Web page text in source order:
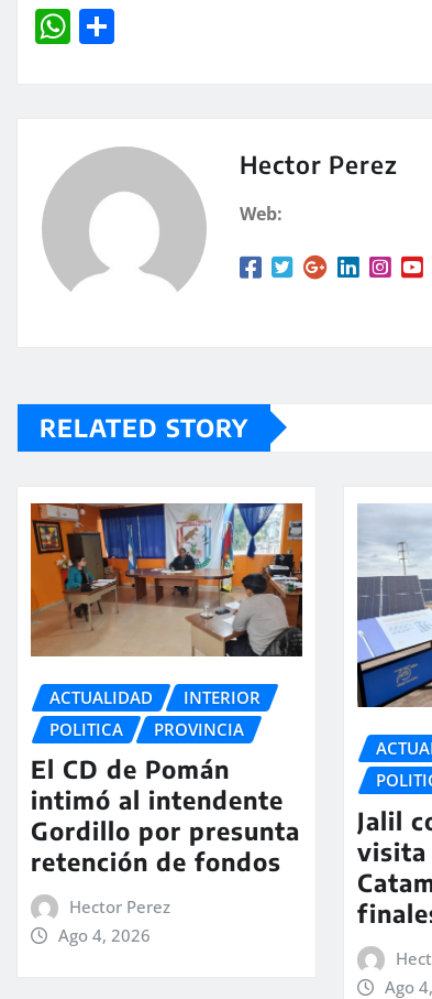
W
A
p
rt
Hector Perez
Web:
RELATED STORY
ACTUALIDAD
INTERIOR
POLITICA
PROVINCIA
El CD de Pomán
intimó al intendente
Gordillo por presunta
retención de fondos
Hector Perez
Ago 4, 2026
Jalil
visita
Ago